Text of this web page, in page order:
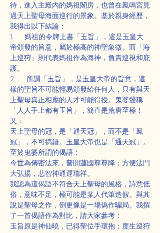
待，進入主殿內的媽祖閣房，也曾在鳳鳴宮見
過天上聖母海面巡行的景象。基於親身經歷，
我得出以下結論：
1.      媽祖的令牌上書「玉旨」，這是玉皇大
帝頒發的旨意，屬於極高的神聖象徵。而「海
上巡狩」則代表媽祖作為海神，負責巡視和庇
護。
2.      所謂「玉旨」，是玉皇大帝的旨意，這
樣的聖旨不可能輕易頒發給任何人，只有與天
上聖母真正相應的人才可能得授。鬼婆聲稱
「人人手上都有玉旨」，簡直是荒唐至極！
又：
天上聖母的冠，是「通天冠」，而不是「鳳
冠」，不可搞錯。玉皇大帝也是「通天冠」。
至於鬼婆所謂的偈語：
今世為傳密法來，普開蓮國尊尊降；方便法門
大弘揚，悲智神通運瑞祥。
我認為這偈語不符合天上聖母的風格，詩意低
俗，意味不足，極可能是某人代筆造假。與其
說是聖母之作，倒更像是一場偽作騙局。我撰
了一首偈語作為對比，請大家參考：
玉旨原是神仙曉，已得聖位手環抱；度生巡狩